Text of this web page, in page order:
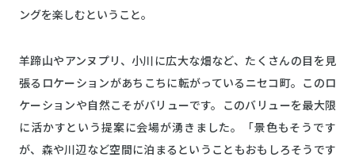
ングを楽しむということ。
羊蹄山やアンヌプリ、小川に広大な畑など、たくさんの目を見
張るロケーションがあちこちに転がっているニセコ町。このロ
ケーションや自然こそがバリューです。このバリューを最大限
に活かすという提案に会場が湧きました。「景色もそうです
が、森や川辺など空間に泊まるということもおもしろそうです